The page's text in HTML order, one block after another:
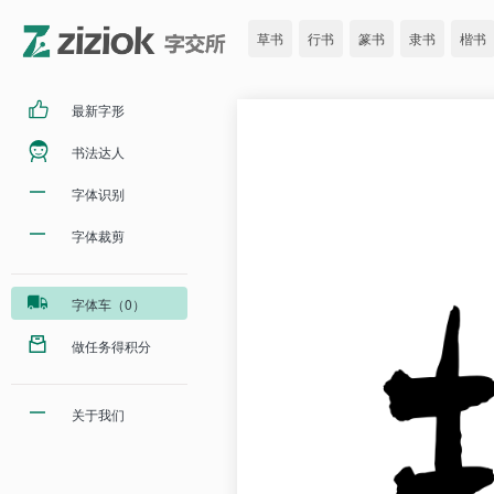
草书 行书 篆书 隶书 楷书
最新字形
书法达人
字体识别
字体裁剪
字体车（0）
做任务得积分
关于我们